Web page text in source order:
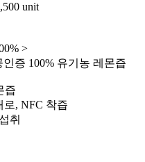
unit
>
증 100% 유기농 레몬즙
즙
, NFC 착즙
취